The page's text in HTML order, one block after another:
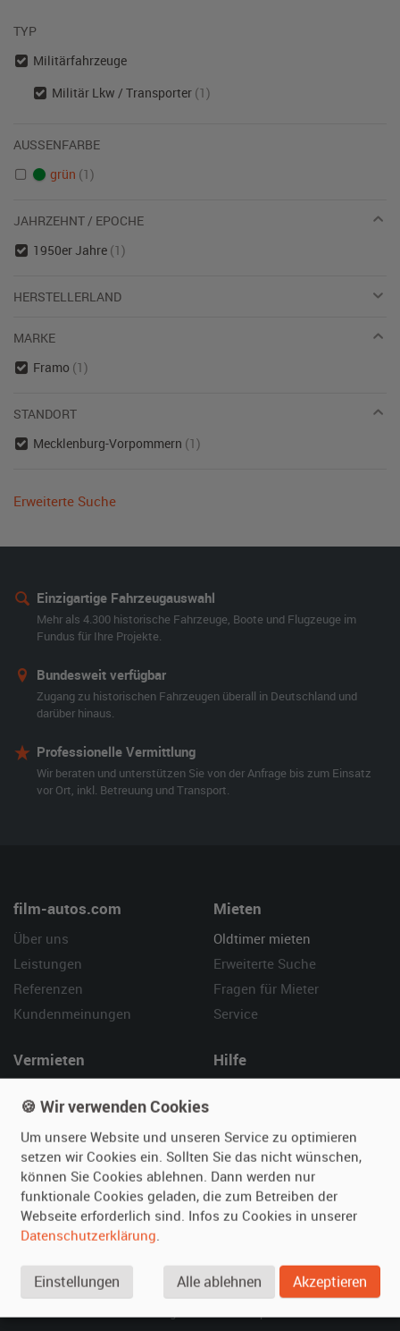
TYP
Militärfahrzeuge
Militär Lkw / Transporter (1)
AUSSENFARBE
grün (1)
JAHRZEHNT / EPOCHE
1950er Jahre (1)
HERSTELLERLAND
MARKE
Framo (1)
STANDORT
Mecklenburg-Vorpommern (1)
Erweiterte Suche
Einzigartige Fahrzeugauswahl
Mehr als 4.300 historische Fahrzeuge, Boote und Flugzeuge im
Fundus für Ihre Projekte.
Bundesweit verfügbar
Zugang zu historischen Fahrzeugen überall in Deutschland und
darüber hinaus.
Professionelle Vermittlung
Wir beraten und unterstützen Sie von der Anfrage bis zum Einsatz
vor Ort, inkl. Betreuung und Transport.
film-autos.com
Über uns
Leistungen
Referenzen
Kundenmeinungen
Mieten
Oldtimer mieten
Erweiterte Suche
Fragen für Mieter
Service
Vermieten
Fotos senden
Fragen für Vermieter
Inserat verwalten
Hilfe
Kontakt
SPECIAL
Berühmte Filmautos –
🍪 Wir verwenden Cookies
Um unsere Website und unseren Service zu optimieren
setzen wir Cookies ein. Sollten Sie das nicht wünschen,
können Sie Cookies ablehnen. Dann werden nur
funktionale Cookies geladen, die zum Betreiben der
Webseite erforderlich sind. Infos zu Cookies in unserer
Datenschutzerklärung.
Einstellungen Alle ablehnen Akzeptieren